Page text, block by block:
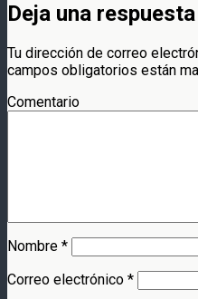
Deja una respuesta
Tu dirección de correo
campos obligatorios están
Comentario
Nombre *
Correo electrónico *